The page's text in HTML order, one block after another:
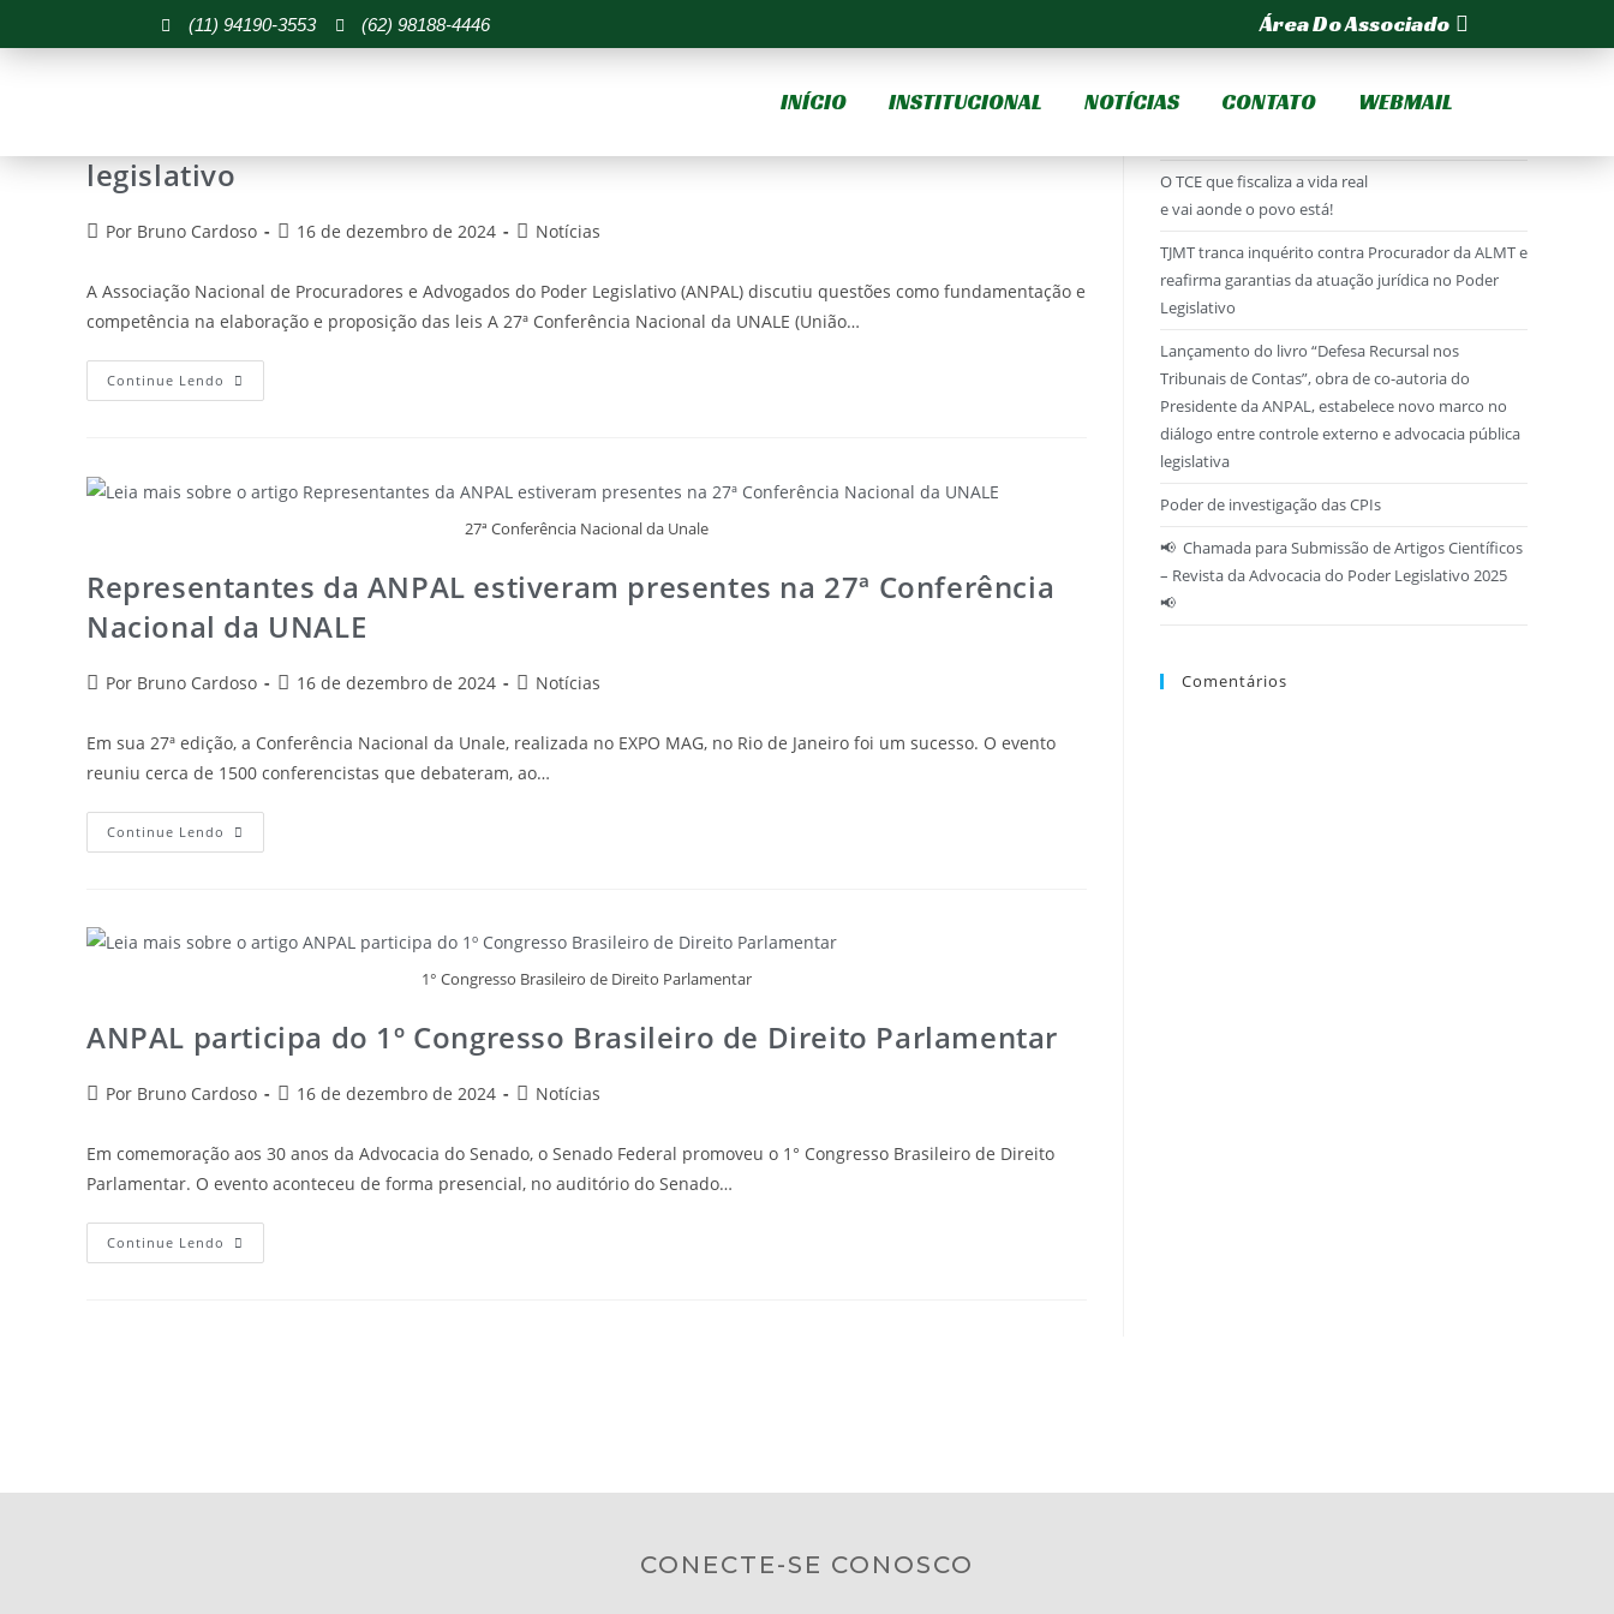
(11) 94190-3553 (62) 98188-4446 Área Do Associado
INÍCIO INSTITUCIONAL NOTÍCIAS CONTATO WEBMAIL
legislativo
Por Bruno Cardoso 16 de dezembro de 2024 Notícias
A Associação Nacional de Procuradores e Advogados do Poder Legislativo (ANPAL) discutiu questões como fundamentação e
competência na elaboração e proposição das leis A 27ª Conferência Nacional da UNALE (União…
Continue Lendo
27ª Conferência Nacional da Unale
Representantes da ANPAL estiveram presentes na 27ª Conferência
Nacional da UNALE
Por Bruno Cardoso 16 de dezembro de 2024 Notícias
Em sua 27ª edição, a Conferência Nacional da Unale, realizada no EXPO MAG, no Rio de Janeiro foi um sucesso. O evento
reuniu cerca de 1500 conferencistas que debateram, ao…
Continue Lendo
1° Congresso Brasileiro de Direito Parlamentar
ANPAL participa do 1º Congresso Brasileiro de Direito Parlamentar
Por Bruno Cardoso 16 de dezembro de 2024 Notícias
Em comemoração aos 30 anos da Advocacia do Senado, o Senado Federal promoveu o 1° Congresso Brasileiro de Direito
Parlamentar. O evento aconteceu de forma presencial, no auditório do Senado…
Continue Lendo
O TCE que fiscaliza a vida real
e vai aonde o povo está!
TJMT tranca inquérito contra Procurador da ALMT e
reafirma garantias da atuação jurídica no Poder
Legislativo
Lançamento do livro “Defesa Recursal nos
Tribunais de Contas”, obra de co-autoria do
Presidente da ANPAL, estabelece novo marco no
diálogo entre controle externo e advocacia pública
legislativa
Poder de investigação das CPIs
📢 Chamada para Submissão de Artigos Científicos
– Revista da Advocacia do Poder Legislativo 2025
📢
Comentários
CONECTE-SE CONOSCO